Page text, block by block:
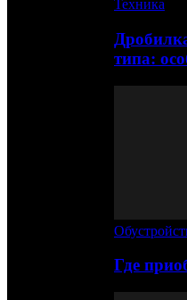
Техника
типа:
Где